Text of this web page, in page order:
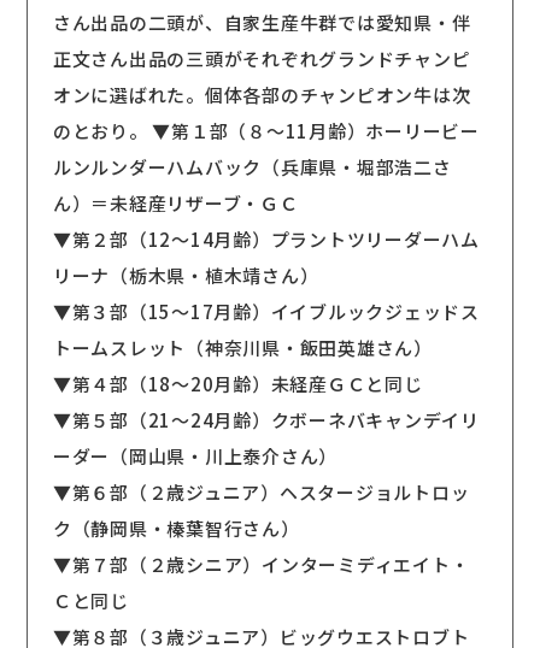
さん出品の二頭が、自家生産牛群では愛知県・伴
正文さん出品の三頭がそれぞれグランドチャンピ
オンに選ばれた。個体各部のチャンピオン牛は次
のとおり。 ▼第１部（８〜11月齢）ホーリービー
ルンルンダーハムバック（兵庫県・堀部浩二さ
ん）＝未経産リザーブ・ＧＣ
▼第２部（12〜14月齢）プラントツリーダーハム
リーナ（栃木県・植木靖さん）
▼第３部（15〜17月齢）イイブルックジェッドス
トームスレット（神奈川県・飯田英雄さん）
▼第４部（18〜20月齢）未経産ＧＣと同じ
▼第５部（21〜24月齢）クボーネバキャンデイリ
ーダー（岡山県・川上泰介さん）
▼第６部（２歳ジュニア）ヘスタージョルトロッ
ク（静岡県・榛葉智行さん）
▼第７部（２歳シニア）インターミディエイト・
Ｃと同じ
▼第８部（３歳ジュニア）ビッグウエストロブト